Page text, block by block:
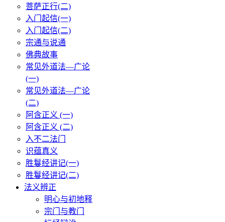
菩萨正行(二)
入门起信(一)
入门起信(二)
宗通与说通
佛典故事
常见外道法—广论
(一)
常见外道法—广论
(二)
阿含正义 (一)
阿含正义 (二)
入不二法门
识蕴真义
胜鬘经讲记(一)
胜鬘经讲记(二)
法义辨正
明心与初地释
宗门与教门